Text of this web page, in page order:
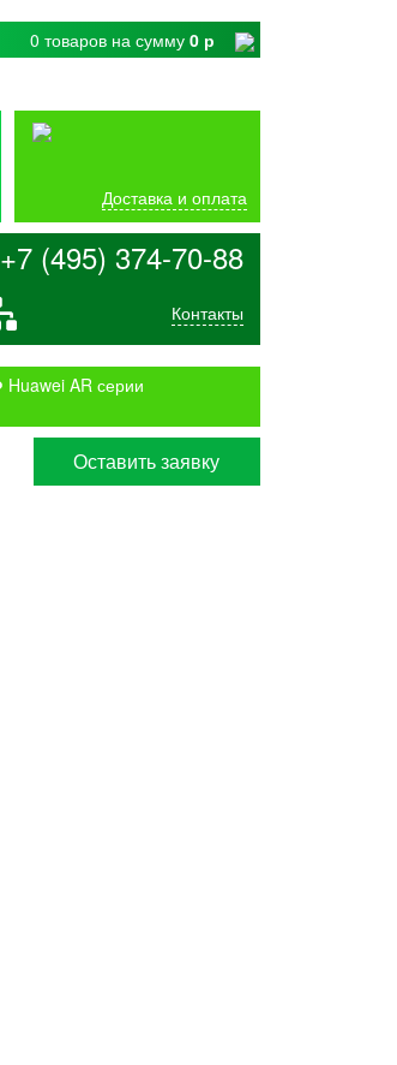
0 товаров на сумму 0 р
Доставка и оплата
+7 (495) 374-70-88
Контакты
Huawei AR серии
Оставить заявку